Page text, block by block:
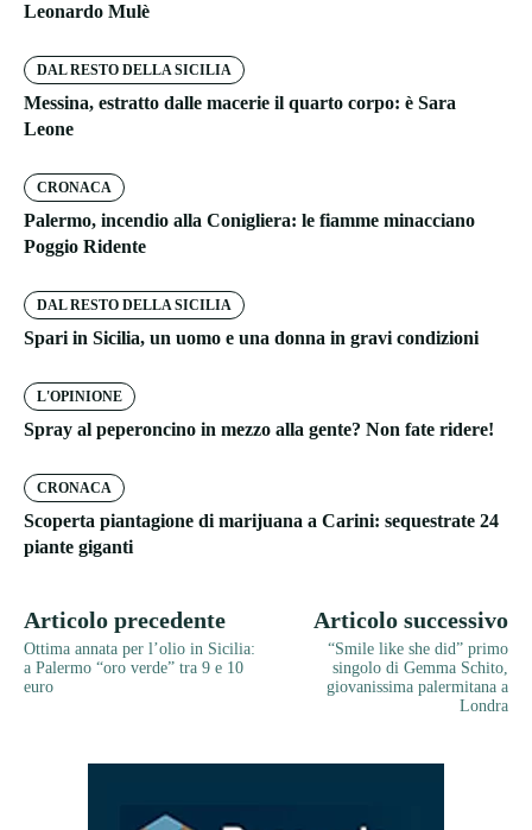
Leonardo Mulè
DAL RESTO DELLA SICILIA
Messina, estratto dalle macerie il quarto corpo: è Sara
Leone
CRONACA
Palermo, incendio alla Conigliera: le fiamme minacciano
Poggio Ridente
DAL RESTO DELLA SICILIA
Spari in Sicilia, un uomo e una donna in gravi condizioni
L'OPINIONE
Spray al peperoncino in mezzo alla gente? Non fate ridere!
CRONACA
Scoperta piantagione di marijuana a Carini: sequestrate 24
piante giganti
Articolo precedente
Ottima annata per l’olio in Sicilia:
a Palermo “oro verde” tra 9 e 10
euro
Articolo successivo
“Smile like she did” primo
singolo di Gemma Schito,
giovanissima palermitana a
Londra